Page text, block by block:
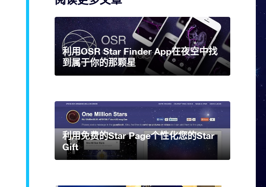
利用OSR Star Finder App在夜空中找
到属于你的那颗星
利用免费的Star Page个性化您的Star
Gift